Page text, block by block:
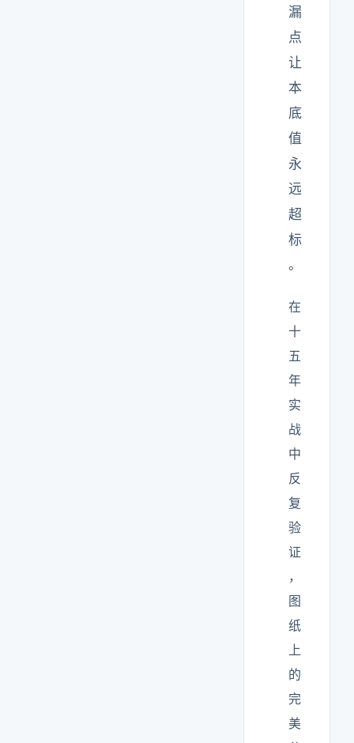
漏
点
让
本
底
值
永
远
超
标
。
在
十
五
年
实
战
中
反
复
验
证
，
图
纸
上
的
完
美